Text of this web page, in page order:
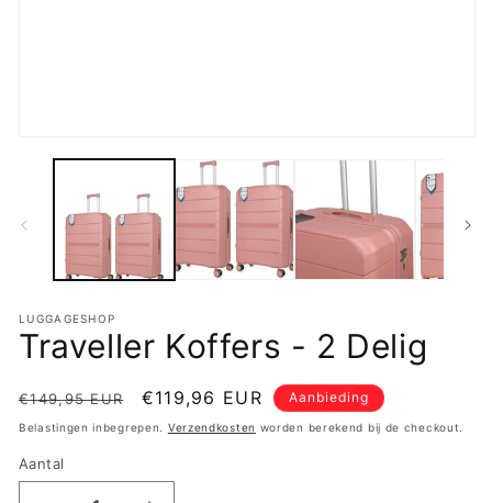
LUGGAGESHOP
Traveller Koffers - 2 Delig
Normale
prijs
€149,95 EUR Aanbiedingsprijs
€119,96 EUR Aanbieding
Belastingen inbegrepen. Verzendkosten worden berekend bij de checkout.
Aantal